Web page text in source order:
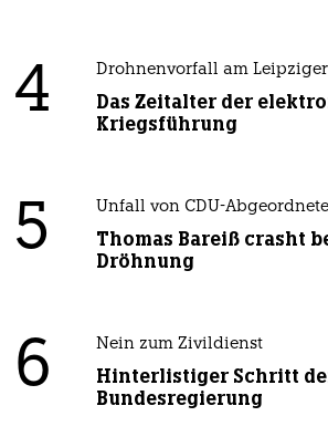
4 Drohnenvorfall am
Das Zeitalter der
Kriegsführung
5 Unfall von CDU-
Thomas Bareiß crasht
Dröhnung
6 Nein zum Zivildienst
Hinterlistiger Schritt
Bundesregierung